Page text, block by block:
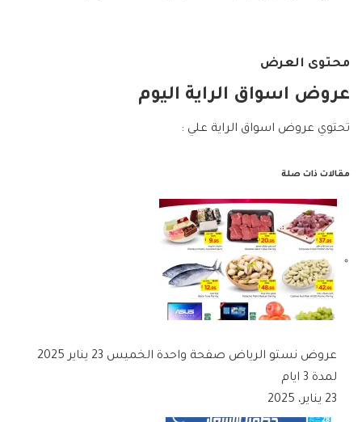
محتوى العرض
عروض اسواق الراية اليوم
تحتوي عروض اسواق الراية علي :
مقالات ذات صلة
عروض نستو الرياض صفحة واحدة الخميس 23 يناير 2025
لمدة 3 ايام
23 يناير، 2025